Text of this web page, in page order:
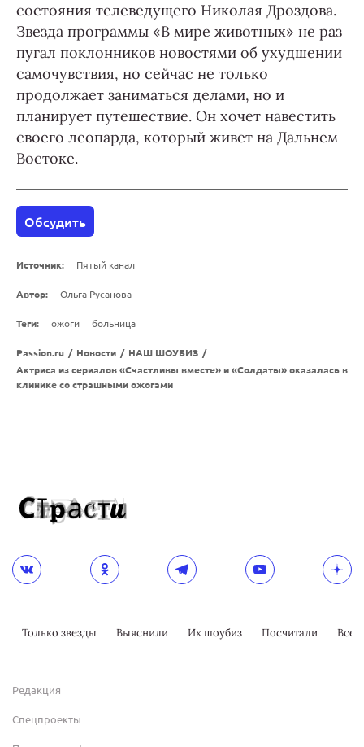
состояния телеведущего Николая Дроздова.
Звезда программы «В мире животных» не раз
пугал поклонников новостями об ухудшении
самочувствия, но сейчас не только
продолжает заниматься делами, но и
планирует путешествие. Он хочет навестить
своего леопарда, который живет на Дальнем
Востоке.
Обсудить
Источник: Пятый канал
Автор: Ольга Русанова
Теги: ожоги больница
Passion.ru / Новости / НАШ ШОУБИЗ /
Актриса из сериалов «Счастливы вместе» и «Солдаты» оказалась в
клинике со страшными ожогами
Только звезды Выяснили Их шоубиз Посчитали
Редакция
Спецпроекты